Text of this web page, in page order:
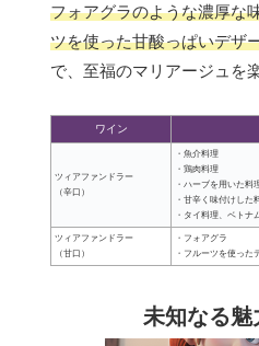
フォアグラのような濃厚な
ツを使った甘酸っぱいデザ
で、至福のマリアージュを
ワイン
ツィアファンドラー
（辛口）
・魚介料理
・鶏肉料理
・ハーブを用いた料
・甘辛く味付けした
・タイ料理、ベトナ
ツィアファンドラー
（甘口）
・フォアグラ
・フルーツを使った
未知なる魅